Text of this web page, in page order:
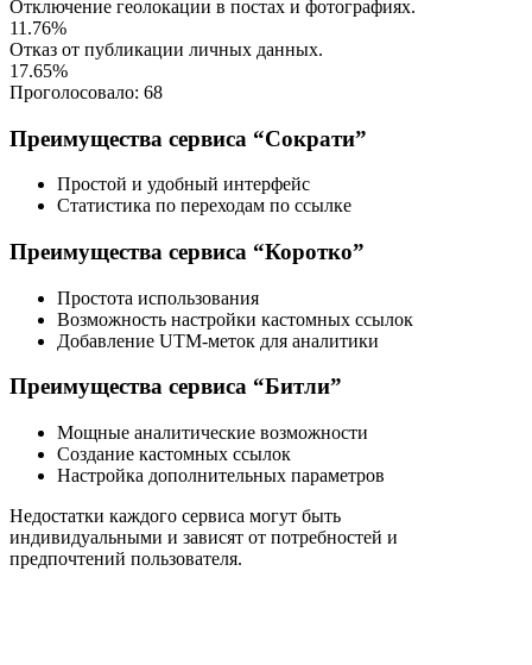
Отключение геолокации в постах и фотографиях.
11.76%
Отказ от публикации личных данных.
17.65%
Проголосовало: 68
Преимущества сервиса “Сократи”
Простой и удобный интерфейс
Статистика по переходам по ссылке
Преимущества сервиса “Коротко”
Простота использования
Возможность настройки кастомных ссылок
Добавление UTM-меток для аналитики
Преимущества сервиса “Битли”
Мощные аналитические возможности
Создание кастомных ссылок
Настройка дополнительных параметров
Недостатки каждого сервиса могут быть
индивидуальными и зависят от потребностей и
предпочтений пользователя.